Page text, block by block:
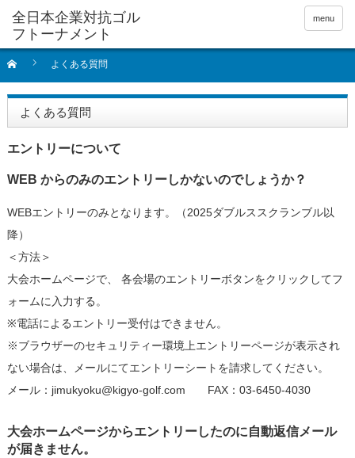
全日本企業対抗ゴル
フトーナメント
menu
よくある質問
よくある質問
エントリーについて
WEB からのみのエントリーしかないのでしょうか？
WEBエントリーのみとなります。（2025ダブルススクランブル以
降）
＜方法＞
大会ホームページで、 各会場のエントリーボタンをクリックしてフ
ォームに入力する。
※電話によるエントリー受付はできません。
※ブラウザーのセキュリティー環境上エントリーページが表示され
ない場合は、メールにてエントリーシートを請求してください。
メール：jimukyoku@kigyo-golf.com FAX：03-6450-4030
大会ホームページからエントリーしたのに自動返信メール
が届きません。